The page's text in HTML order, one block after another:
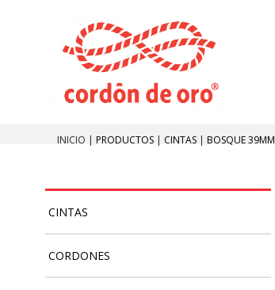
INICIO | PRODUCTOS | CINTAS | BOSQUE 39MM
CINTAS
CORDONES